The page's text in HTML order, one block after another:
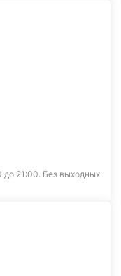
до 21:00. Без выходных